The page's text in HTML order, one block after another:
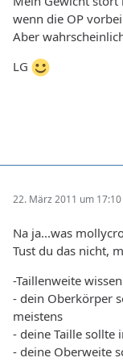
wenn die OP
Aber
LG
22. März 2011 um 17:10
Na ja...was
Tust du das nicht,
-Taillenweite wissen
- dein Oberkörper
meistens
- deine Taille sollte
- deine Oberweite